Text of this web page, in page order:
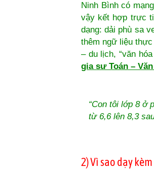
Ninh Bình có
vậy kết hợp trực
dạng: dải phù sa
thêm ngữ liệu
– du lịch, “văn
gia sư Toán –
“Con tôi lớp 8 ở
từ 6,6 lên 8,3
2) Vì sao dạy